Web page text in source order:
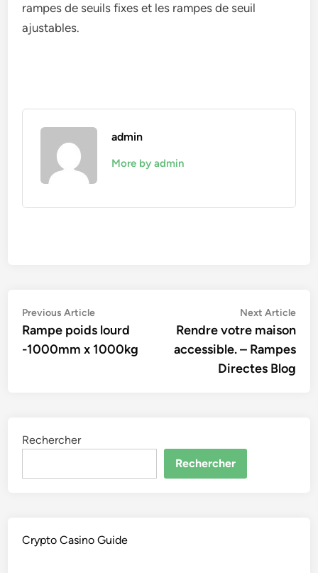
rampes de seuils fixes et les rampes de seuil
ajustables.
admin
More by admin
Navigation
de
l’article
Previous ArticlePrevious
article:
Rampe poids lourd
-1000mm x 1000kg
Next Article
Rendre votre maison
accessible. – Rampes
Directes Blog
Rechercher
Rechercher
Crypto Casino Guide